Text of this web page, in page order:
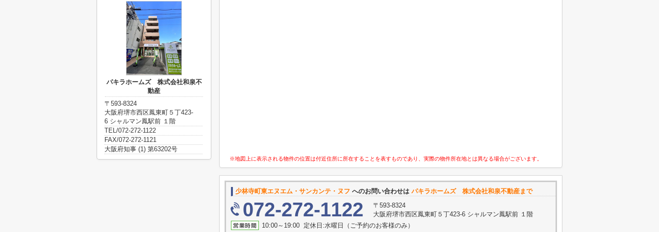
※地図上に表示される物件の位置は付近住所に所在することを表すものであり、実際の物件所在地とは異なる場合がございます。
少林寺町東エヌエム・サンカンテ・ヌフ へのお問い合わせは パキラホームズ 株式会社和泉不動産まで
072-272-1122
〒593-8324
大阪府堺市西区鳳東町５丁423-6 シャルマン鳳駅前 １階
10:00～19:00 定休日:水曜日（ご予約のお客様のみ）
パキラホームズ 株式会社和泉不
動産
〒593-8324
大阪府堺市西区鳳東町５丁423-
6 シャルマン鳳駅前 １階
TEL/072-272-1122
FAX/072-272-1121
大阪府知事 (1) 第63202号